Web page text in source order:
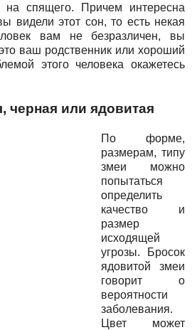
на спящего. Причем интересна
видели этот сон, то есть некая
вам не безразличен, вы
ваш родственник или хороший
этого человека окажетесь
черная или ядовитая
По форме,
размерам, типу
змеи можно
попытаться
определить
качество и
размер
исходящей
угрозы. Бросок
ядовитой змеи
говорит о
вероятности
заболевания.
Цвет может